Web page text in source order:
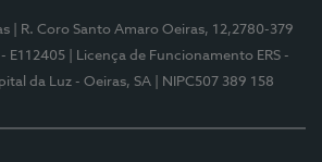
| R. Coro Santo Amaro Oeiras, 12,2780-379
- E112405
| Licença de Funcionamento ERS -
da Luz - Oeiras, SA | NIPC507 389 158